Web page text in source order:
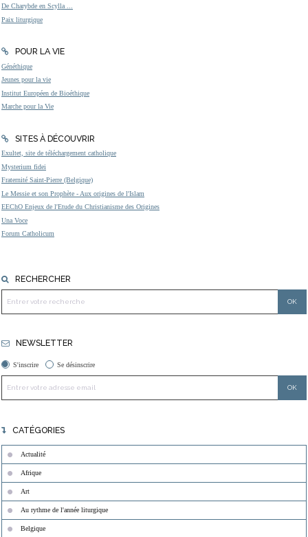
De Charybde en Scylla ...
Paix liturgique
POUR LA VIE
Généthique
Jeunes pour la vie
Institut Européen de Bioéthique
Marche pour la Vie
SITES À DÉCOUVRIR
Exultet, site de téléchargement catholique
Mysterium fidei
Fraternité Saint-Pierre (Belgique)
Le Messie et son Prophète - Aux origines de l'Islam
EEChO Enjeux de l'Etude du Christianisme des Origines
Una Voce
Forum Catholicum
RECHERCHER
NEWSLETTER
S'inscrire Se désinscrire
CATÉGORIES
Actualité
Afrique
Art
Au rythme de l'année liturgique
Belgique